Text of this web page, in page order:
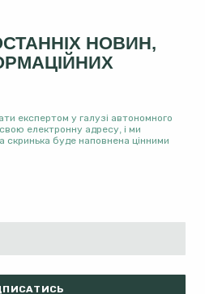
НОВИН,
експертом у галузі автономного
електронну адресу, і ми
буде наповнена цінними